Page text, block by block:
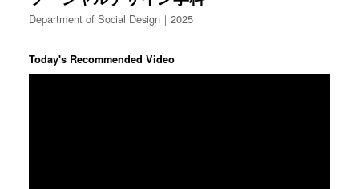
Department of Social Design｜2025
Today's Recommended Video